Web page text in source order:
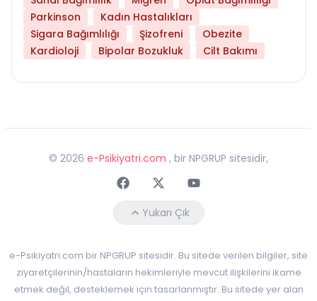
Parkinson
Kadın Hastalıkları
Sigara Bağımlılığı
Şizofreni
Obezite
Kardioloji
Bipolar Bozukluk Cilt Bakımı
© 2026 e-Psikiyatri.com , bir NPGRUP sitesidir,
FaceebokTwitterYoutube
Yukarı Çık
e-Psikiyatri.com bir NPGRUP sitesidir. Bu sitede verilen bilgiler, site
ziyaretçilerinin/hastaların hekimleriyle mevcut ilişkilerini ikame
etmek değil, desteklemek için tasarlanmıştır. Bu sitede yer alan